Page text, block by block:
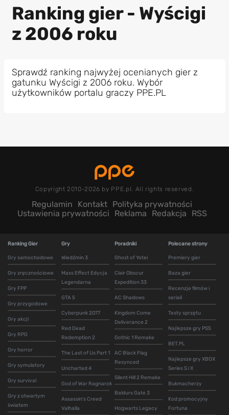
Ranking gier - Wyścigi
z 2006 roku
Sprawdź ranking najwyżej ocenianych gier z
gatunku Wyścigi z 2006 roku. Wybór
użytkowników portalu graczy PPE.PL
Copyright 2010-2026 by PPE.pl. All rights reserved.
Regulamin Kontakt Polityka prywatności
Ustawienia prywatności
Reklama Redakcja RSS
Ranking Gier
Gry samochodowe
Gry zręcznościowe
Gry FPP
Gry przygodowe
Gry akcji
Gry RPG
Gry horror
Gry symulatory
Gry survival
Gry z otwartym
światem
Gry
Wiedźmin 3
Mass Effect Edycja
Legendarna
GTA 5
Cyberpunk 2077
Red Dead
Redemption 2
The Last of Us Part 1
Uncharted 4
God of War Ragnarok
Assassin's Creed
Valhalla
Poradniki
Ghost of Yotei
Clair Obscur
Expedition 33
AC Shadows
Kingdom Come
Deliverance 2
Gothic 1 Remake
AC Black Flag
Resynced
Silent Hill 2 Remake
Baldurs Gate 3
Hogwarts Legacy
Polecane strony
Premiery gier
Baza gier
Recenzje filmów i
seriali
Testy sprzętu
Najlepsze gry PS5
BET.PL
Najlepsze gry XBOX
Series S i X
Bukmacherzy
Kod promocyjny
Fortuna